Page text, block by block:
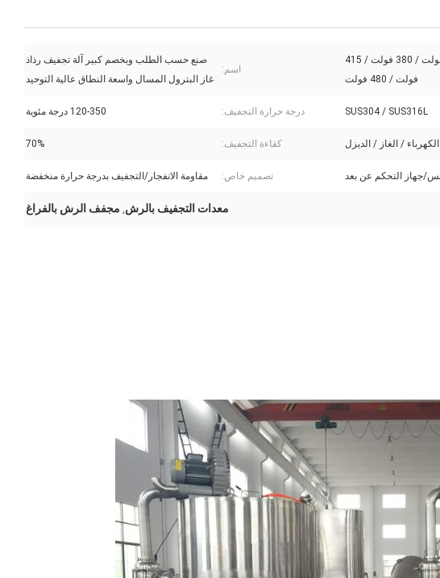
110 فولت / 220 فولت / 380 فولت / 415
فولت / 480 فولت
اسم:
صنع حسب الطلب وبخصم كبير آلة تجفيف رذاذ
غاز البترول المسال واسعة النطاق عالية التوحيد
SUS304 / SUS316L درجة حرارة التجفيف: 120-350 درجة مئوية
الكهرباء / الغاز / الديزل كفاءة التجفيف: 70%
جهاز التحكم عن بعد تصميم خاص: مقاومة الانفجار/التجفيف بدرجة حرارة منخفضة
معدات التجفيف بالرش, مجفف الرش بالفراغ